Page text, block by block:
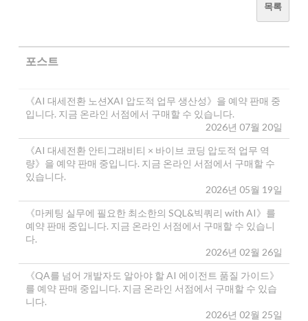
목록
포스트
《AI 대세전환 노션XAI 압도적 업무 생산성》을 예약 판매 중
입니다. 지금 온라인 서점에서 구매할 수 있습니다.
2026년 07월 20일
《AI 대세전환 안티그래비티 × 바이브 코딩 압도적 업무 역
량》을 예약 판매 중입니다. 지금 온라인 서점에서 구매할 수
있습니다.
2026년 05월 19일
《마케팅 실무에 필요한 최소한의 SQL&빅쿼리 with AI》를
예약 판매 중입니다. 지금 온라인 서점에서 구매할 수 있습니
다.
2026년 02월 26일
《QA를 넘어 개발자도 알아야 할 AI 에이전트 품질 가이드》
를 예약 판매 중입니다. 지금 온라인 서점에서 구매할 수 있습
니다.
2026년 02월 25일